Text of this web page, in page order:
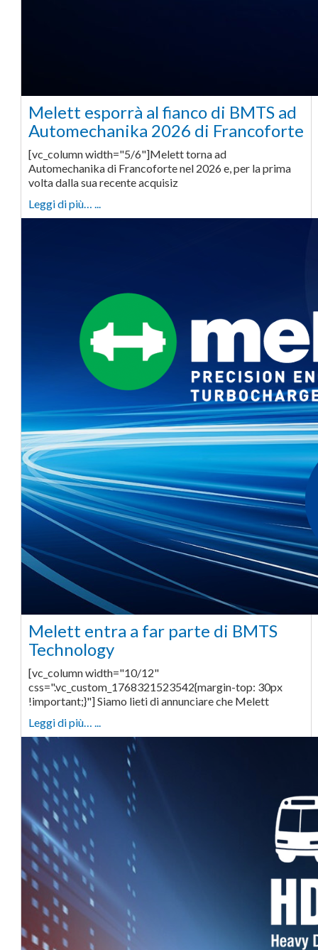
Melett esporrà al fianco di BMTS ad
Automechanika 2026 di Francoforte
[vc_column width="5/6"]Melett torna ad
Automechanika di Francoforte nel 2026 e, per la prima
volta dalla sua recente acquisiz
Leggi di più… ...
Melett entra a far parte di BMTS
Technology
[vc_column width="10/12"
css=".vc_custom_1768321523542{margin-top: 30px
!important;}"] Siamo lieti di annunciare che Melett
Leggi di più… ...